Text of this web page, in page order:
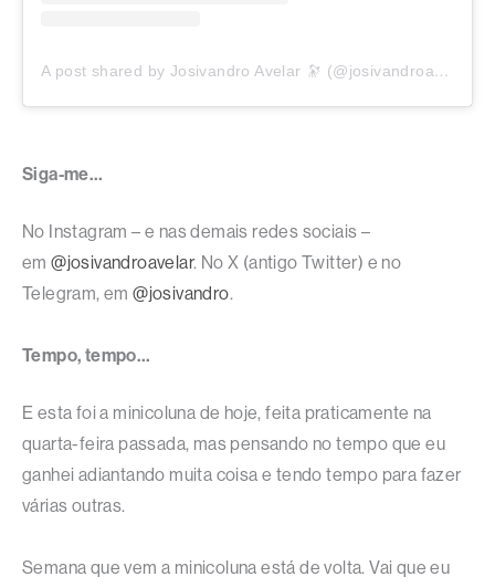
A post shared by Josivandro Avelar 🔭 (@josivandroavelar)
Siga-me…
No Instagram – e nas demais redes sociais –
em@josivandroavelar. No X (antigo Twitter) e no
Telegram, em@josivandro.
Tempo, tempo…
E esta foi a minicoluna de hoje, feita praticamente na
quarta-feira passada, mas pensando no tempo que eu
ganhei adiantando muita coisa e tendo tempo para fazer
várias outras.
Semana que vem a minicoluna está de volta. Vai que eu